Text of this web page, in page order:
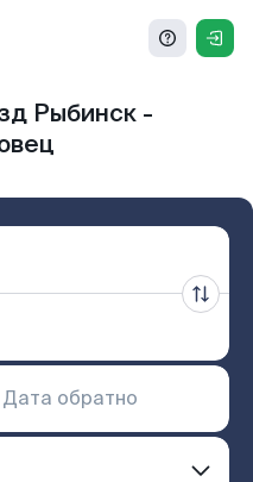
Рыбинск -